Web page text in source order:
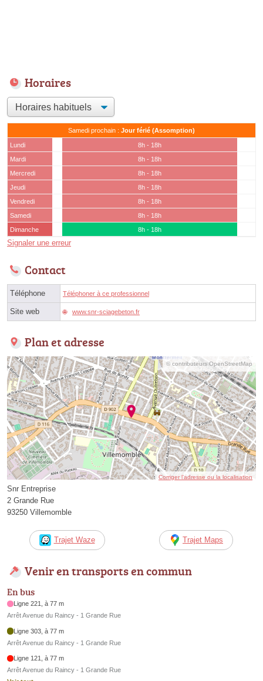
Horaires
Samedi prochain : Jour férié (Assomption)
Lundi
8h - 18h
Mardi
8h - 18h
Mercredi
8h - 18h
Jeudi
8h - 18h
Vendredi
8h - 18h
Samedi
8h - 18h
Dimanche
8h - 18h
Signaler une erreur
Contact
Téléphone Téléphoner à ce professionnel
Site web www.snr-sciagebeton.fr
Plan et adresse
© contributeurs OpenStreetMap
Corriger l’adresse ou la localisation
Snr Entreprise
2 Grande Rue
93250 Villemomble
Trajet Waze Trajet Maps
Venir en transports en commun
En bus
Ligne 221, à 77 m
Arrêt Avenue du Raincy - 1 Grande Rue
Ligne 303, à 77 m
Arrêt Avenue du Raincy - 1 Grande Rue
Ligne 121, à 77 m
Arrêt Avenue du Raincy - 1 Grande Rue